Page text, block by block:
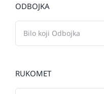
ODBOJKA
RUKOMET